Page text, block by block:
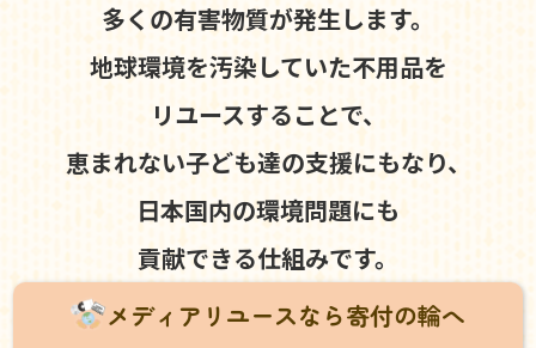
多くの有害物質が発生します。
地球環境を汚染していた不用品を
リユースすることで、
恵まれない子ども達の支援にもなり、
日本国内の環境問題にも
貢献できる仕組みです。
メディアリユースなら寄付の輪へ